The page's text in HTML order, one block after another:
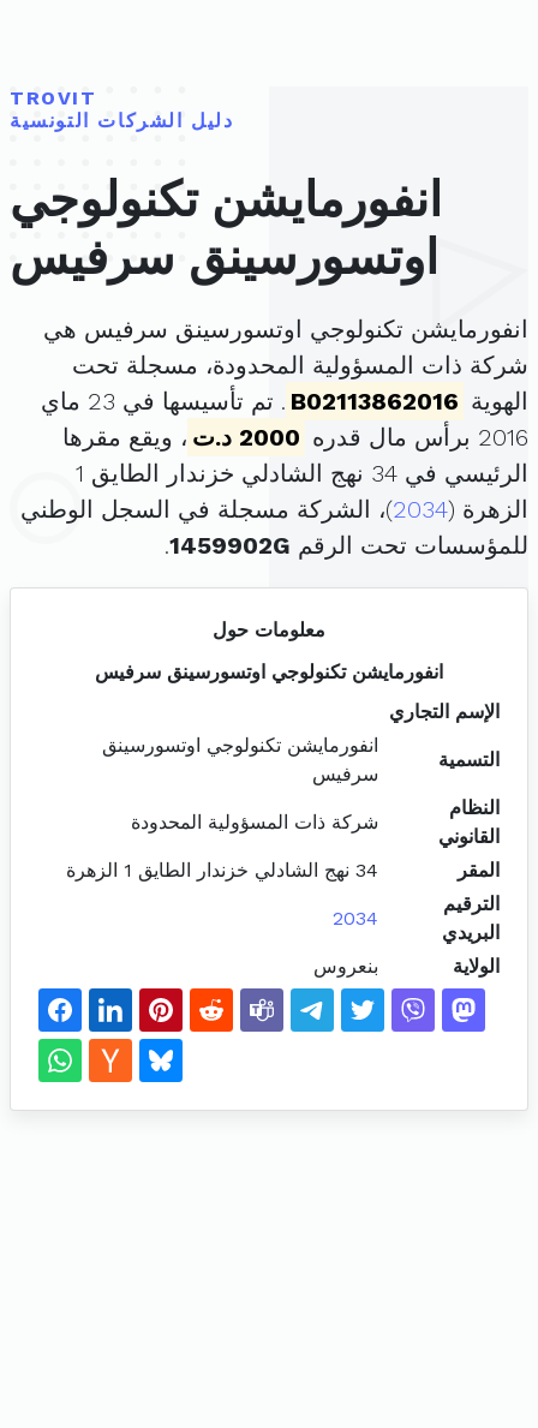
TROVIT
دليل الشركات التونسية
انفورمايشن تكنولوجي
اوتسورسينق سرفيس
انفورمايشن تكنولوجي اوتسورسينق سرفيس هي
شركة ذات المسؤولية المحدودة، مسجلة تحت
الهوية B02113862016
. تم تأسيسها في 23 ماي
2016 برأس مال قدره
2000 د.ت
، ويقع مقرها
الرئيسي في 34 نهج الشادلي خزندار الطايق 1
الزهرة (2034)، الشركة مسجلة في السجل الوطني
للمؤسسات تحت الرقم 1459902G
.
معلومات حول
انفورمايشن تكنولوجي اوتسورسينق سرفيس
الإسم التجاري
التسمية
انفورمايشن تكنولوجي اوتسورسينق
سرفيس
النظام
القانوني
شركة ذات المسؤولية المحدودة
المقر
34 نهج الشادلي خزندار الطايق 1 الزهرة
الترقيم
البريدي
2034
الولاية بنعروس